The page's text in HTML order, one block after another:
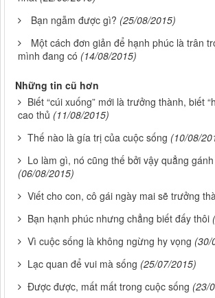
Bạn ngẫm được gì? (25/08/2015)
Một cách đơn giản để hạnh phúc là trân
mình đang có (14/08/2015)
Những tin cũ hơn
Biết “cúi xuống” mới là trưởng thành, biết
cao thủ (11/08/2015)
Thế nào là gía trị của cuộc sống (10/08/
Lo làm gì, nó cũng thế bởi vậy quẳng
(06/08/2015)
Viết cho con, cô gái ngày mai sẽ trưởng
Bạn hạnh phúc nhưng chẳng biết đấy thôi
Vì cuộc sống là không ngừng hy vọng (30/
Lạc quan để vui mà sống (25/07/2015)
Được được, mất mất trong cuộc sống (23/